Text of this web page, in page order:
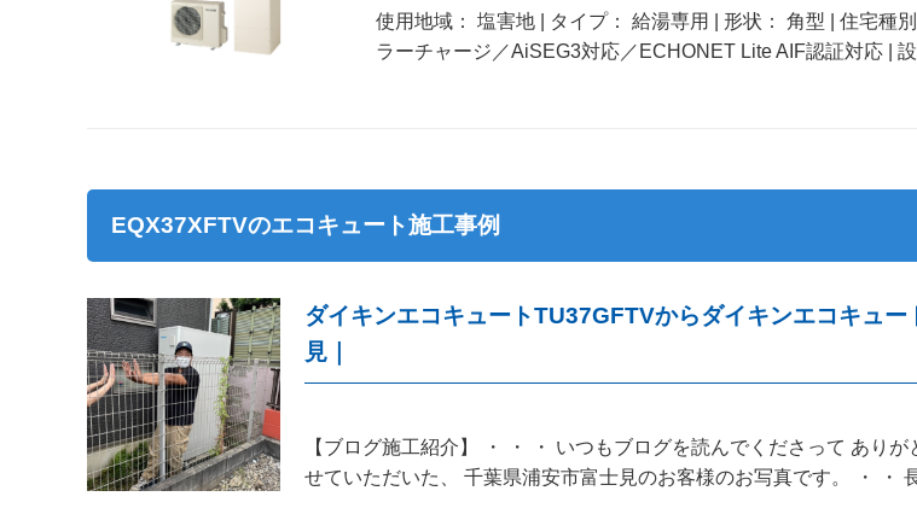
使用地域： 塩害地 | タイプ： 給湯専用 | 形状： 角型 | 住宅
ラーチャージ／AiSEG3対応／ECHONET Lite AIF認証対応 |
EQX37XFTVのエコキュート施工事例
ダイキンエコキュートTU37GFTVからダイキンエコキュ
見｜
【ブログ施工紹介】 ・ ・ ・ いつもブログを読んでくださって あり
せていただいた、 千葉県浦安市富士見のお客様のお写真です。 ・ ・